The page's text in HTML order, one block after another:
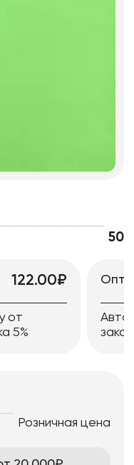
50
122.00₽
от
5%
Розничная цена